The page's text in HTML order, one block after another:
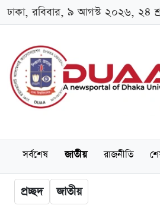
ঢাকা, রবিবার, ৯ আগস্ট ২০২৬, ২৪
সর্বশেষ জাতীয় রাজনীতি
প্রচ্ছদ জাতীয়